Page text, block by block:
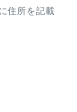
所を記載